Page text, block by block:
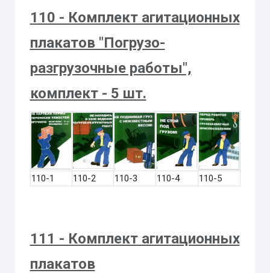
110 - Комплект агитационных
плакатов "Погрузо-
разгрузочные работы",
комплект - 5 шт.
110-1 110-2 110-3 110-4 110-5
111 - Комплект агитационных
плакатов